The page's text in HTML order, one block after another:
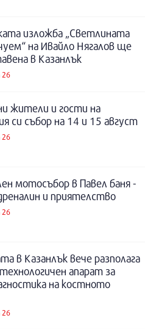
изложба „Светлината
на Ивайло Нягалов ще
в Казанлък
26
жители и гости на
си събор на 14 и 15 август
26
мотосъбор в Павел баня -
и приятелство
26
в Казанлък вече разполага
апарат за
на костното
26